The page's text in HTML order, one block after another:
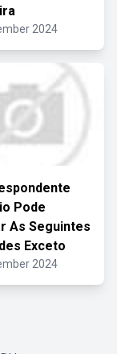
2024
Pode
As Seguintes
Exceto
2024